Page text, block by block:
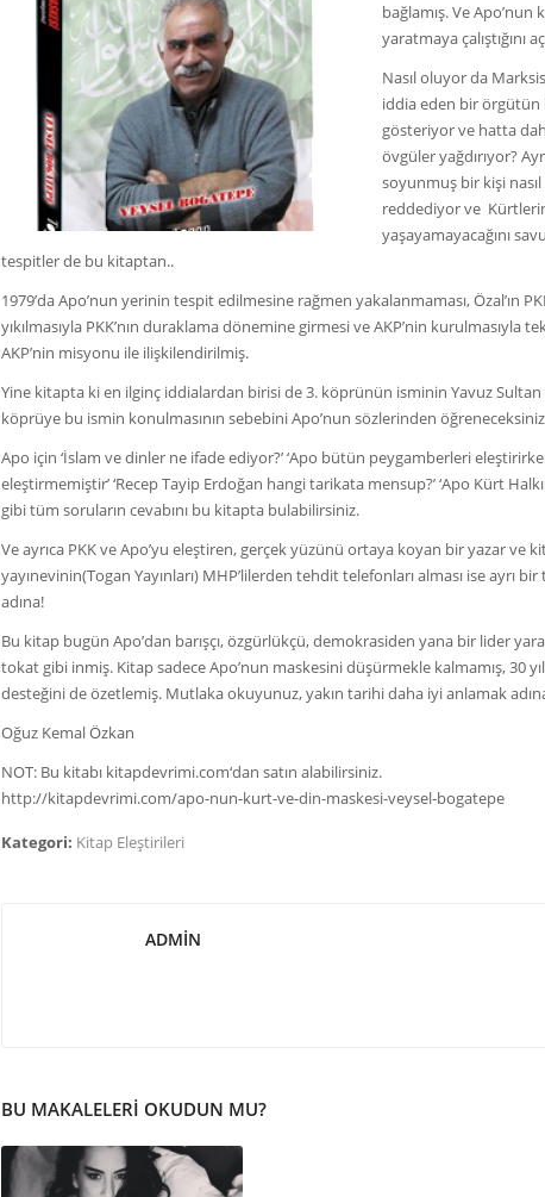
bağlamış. Ve
yaratmaya çalıştığını
Nasıl oluyor da
iddia eden bir
gösteriyor ve hatta
övgüler yağdırıyor?
soyunmuş bir kişi
reddediyor ve
yaşayamayacağını
tespitler de bu kitaptan..
1979’da Apo’nun yerinin tespit edilmesine rağmen yakalanmaması, Özal’ın
yıkılmasıyla PKK’nın duraklama dönemine girmesi ve AKP’nin kurulmasıyla
AKP’nin misyonu ile ilişkilendirilmiş.
Yine kitapta ki en ilginç iddialardan birisi de 3. köprünün isminin Yavuz Sultan
köprüye bu ismin konulmasının sebebini Apo’nun sözlerinden
Apo için ‘İslam ve dinler ne ifade ediyor?’ ‘Apo bütün peygamberleri
eleştirmemiştir’ ‘Recep Tayip Erdoğan hangi tarikata mensup?’ ‘Apo Kürt
gibi tüm soruların cevabını bu kitapta bulabilirsiniz.
Ve ayrıca PKK ve Apo’yu eleştiren, gerçek yüzünü ortaya koyan bir yazar ve
yayınevinin(Togan Yayınları) MHP’lilerden tehdit telefonları alması ise ayrı
adına!
Bu kitap bugün Apo’dan barışçı, özgürlükçü, demokrasiden yana bir lider
tokat gibi inmiş. Kitap sadece Apo’nun maskesini düşürmekle kalmamış, 30
desteğini de özetlemiş. Mutlaka okuyunuz, yakın tarihi daha iyi anlamak
Oğuz Kemal Özkan
NOT: Bu kitabı kitapdevrimi.com‘dan satın alabilirsiniz.
http://kitapdevrimi.com/apo-nun-kurt-ve-din-maskesi-veysel-bogatepe
Kategori: Kitap Eleştirileri
ADMIN
BU MAKALELERI OKUDUN MU?